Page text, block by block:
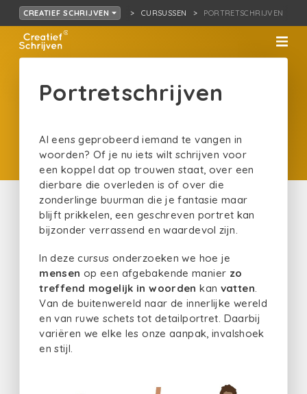
CREATIEF SCHRIJVEN CURSUSSEN PORTRETSCHRIJVEN
Portretschrijven
Al eens geprobeerd iemand te vangen in
woorden? Of je nu iets wilt schrijven voor
een koppel dat op trouwen staat, over een
dierbare die overleden is of over die
zonderlinge buurman die je fantasie maar
blijft prikkelen, een geschreven portret kan
bijzonder verrassend en waardevol zijn.
In deze cursus onderzoeken we hoe je
mensen op een afgebakende manier zo
treffend mogelijk in woorden kan vatten
Van de buitenwereld naar de innerlijke wereld
en van ruwe schets tot detailportret. Daarbij
variëren we elke les onze aanpak, invalshoek
en stijl.